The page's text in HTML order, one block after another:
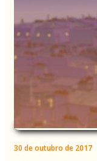
30 de outubro de 2017